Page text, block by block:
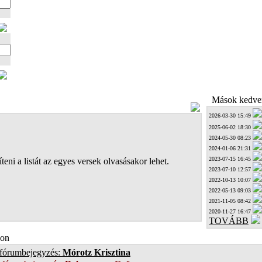
a listát az egyes versek olvasásakor lehet.
Mások
2026-03-30 15:49
2025-06-02 18:30
2024-05-30 08:23
2024-01-06 21:31
2023-07-15 16:45
2023-07-10 12:57
2022-10-13 10:07
2022-05-13 09:03
2021-11-05 08:42
2020-11-27 16:47
TOVÁBB
Mórotz Krisztina